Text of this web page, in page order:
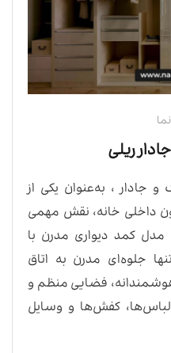
ریلی
جادار ، به‌عنوان یکی از
داخلی خانه، نقش مهمی
مدل‌ کمد دیواری مدرن با
جلوه‌ای مدرن به اتاق
فضایی منظم و
لباس‌ها، کفش‌ها و وسایل